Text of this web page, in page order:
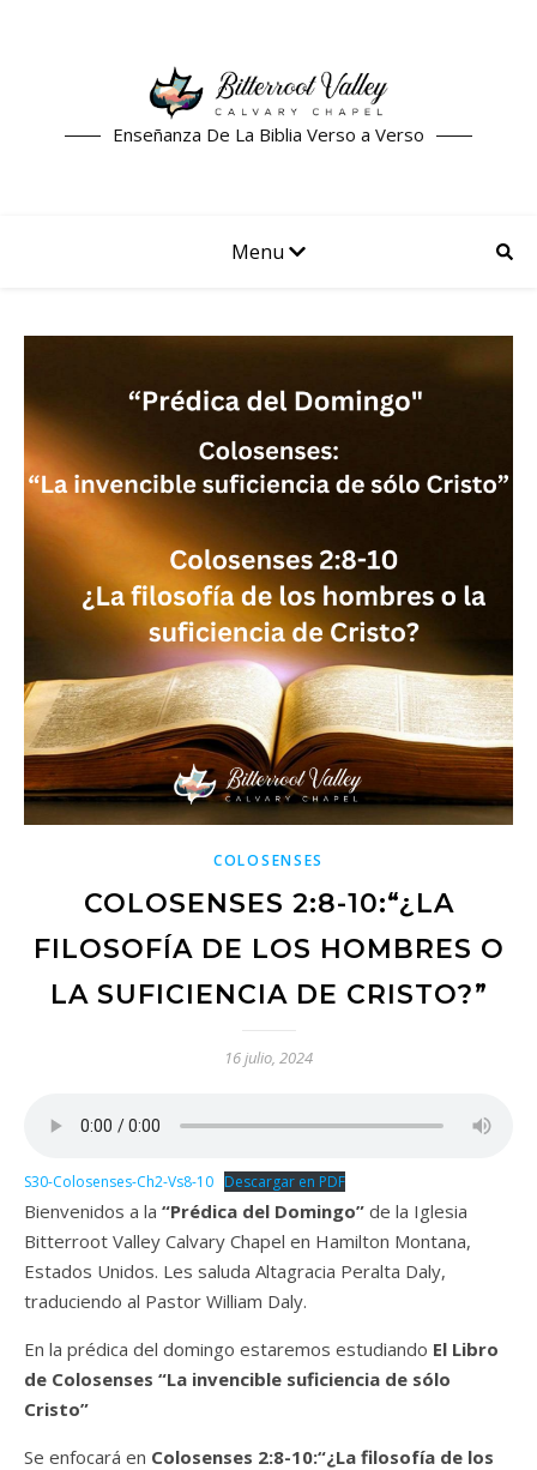
Enseñanza De La Biblia Verso a Verso
Menu
COLOSENSES
COLOSENSES 2:8-10:“¿LA
FILOSOFÍA DE LOS HOMBRES O
LA SUFICIENCIA DE CRISTO?”
16 julio, 2024
S30-Colosenses-Ch2-Vs8-10 Descargar en PDF
Bienvenidos a la “Prédica del Domingo” de la Iglesia
Bitterroot Valley Calvary Chapel en Hamilton Montana,
Estados Unidos. Les saluda Altagracia Peralta Daly,
traduciendo al Pastor William Daly.
En la prédica del domingo estaremos estudiando El Libro
de Colosenses “La invencible suficiencia de sólo
Cristo”
Se enfocará en Colosenses 2:8-10:“¿La filosofía de los